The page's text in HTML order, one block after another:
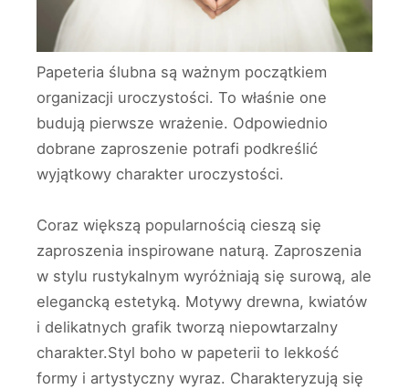
Papeteria ślubna są ważnym początkiem
organizacji uroczystości. To właśnie one
budują pierwsze wrażenie. Odpowiednio
dobrane zaproszenie potrafi podkreślić
wyjątkowy charakter uroczystości.
Coraz większą popularnością cieszą się
zaproszenia inspirowane naturą. Zaproszenia
w stylu rustykalnym wyróżniają się surową, ale
elegancką estetyką. Motywy drewna, kwiatów
i delikatnych grafik tworzą niepowtarzalny
charakter.Styl boho w papeterii to lekkość
formy i artystyczny wyraz. Charakteryzują się